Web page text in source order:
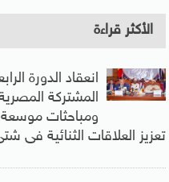
الأكثر قراءة
انعقاد الدورة
المشتركة
ومباحثات
تعزيز العلاقات الثنائية فى